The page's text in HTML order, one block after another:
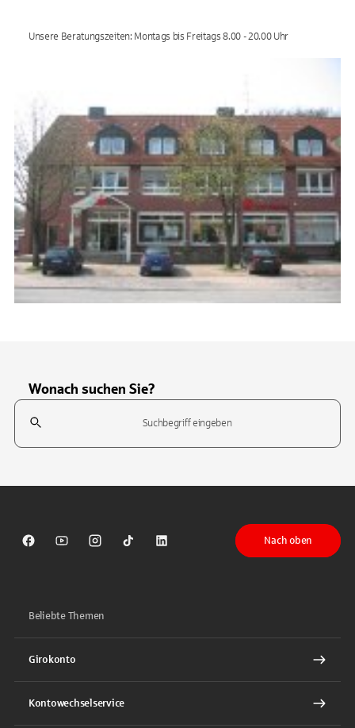
Unsere Beratungszeiten: Montags bis Freitags 8.00 - 20.00 Uhr
Wonach suchen Sie?
Suchfeld
Sparkasse auf Facebook
Sparkasse auf Youtube
Sparkasse auf Instagram
Sparkasse auf TikTok
Sparkasse auf LinkedIn
Nach oben
Beliebte Themen
Girokonto
Kontowechselservice